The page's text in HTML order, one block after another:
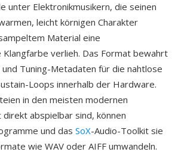
unter Elektronikmusikern, die seinen
leicht körnigen Charakter
Material eine
verlieh. Das Format bewahrt
Tuning-Metadaten für die nahtlose
Loops innerhalb der Hardware.
in den meisten modernen
abspielbar sind, können
und das SoX-Audio-Toolkit sie
wie WAV oder AIFF umwandeln.